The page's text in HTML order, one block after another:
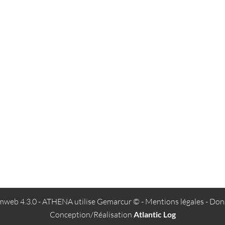
4.3.0- ATHENA utilise Gemarcur ©- Mentions légales -
Conception/Réalisation Atlantic Log